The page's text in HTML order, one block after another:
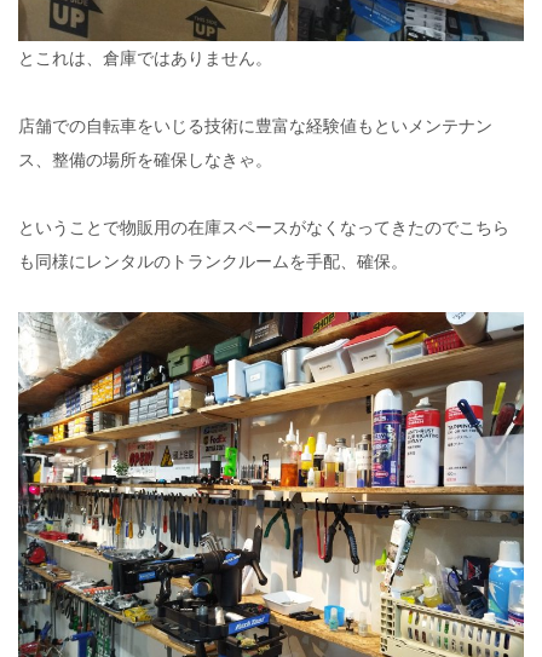
とこれは、倉庫ではありません。
店舗での自転車をいじる技術に豊富な経験値もといメンテナン
ス、整備の場所を確保しなきゃ。
ということで物販用の在庫スペースがなくなってきたのでこちら
も同様にレンタルのトランクルームを手配、確保。